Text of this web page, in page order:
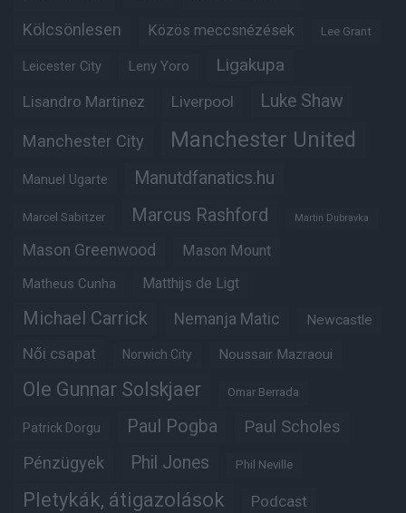
Kölcsönlesen Közös meccsnézések Lee Grant
Leicester City Leny Yoro Ligakupa
Lisandro Martinez Liverpool Luke Shaw
Manchester City Manchester United
Manuel Ugarte Manutdfanatics.hu
Marcel Sabitzer Marcus Rashford Martin Dubravka
Mason Greenwood Mason Mount
Matheus Cunha Matthijs de Ligt
Michael Carrick Nemanja Matic Newcastle
Női csapat Norwich City Noussair Mazraoui
Ole Gunnar Solskjaer Omar Berrada
Patrick Dorgu Paul Pogba Paul Scholes
Pénzügyek Phil Jones Phil Neville
Pletykák, átigazolások Podcast